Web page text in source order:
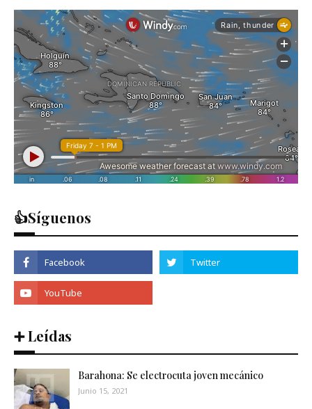
👍Síguenos
➕ Leídas
Barahona: Se electrocuta joven mecánico
Junio 15, 2021